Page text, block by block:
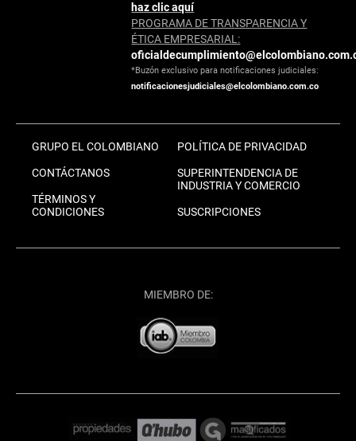
haz clic aquí
PROGRAMA DE TRANSPARENCIA Y
ÉTICA EMPRESARIAL:
*Buzón exclusivo para notificaciones judiciales:
notificacionesjudiciales@elcolombiano.com.co
GRUPO EL COLOMBIANO
CONTÁCTANOS
TÉRMINOS Y
CONDICIONES
POLÍTICA DE PRIVACIDAD
SUPERINTENDENCIA DE
INDUSTRIA Y COMERCIO
SUSCRIPCIONES
MIEMBRO DE: